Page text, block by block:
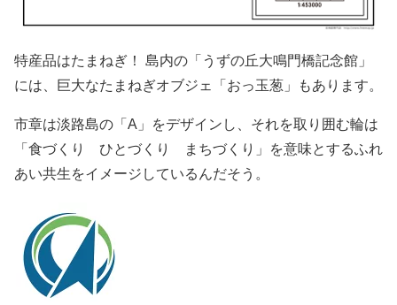
特産品はたまねぎ！ 島内の「うずの丘大鳴門橋記念館」
には、巨大なたまねぎオブジェ「おっ玉葱」もあります。
市章は淡路島の「A」をデザインし、それを取り囲む輪は
「食づくり ひとづくり まちづくり」を意味とするふれ
あい共生をイメージしているんだそう。